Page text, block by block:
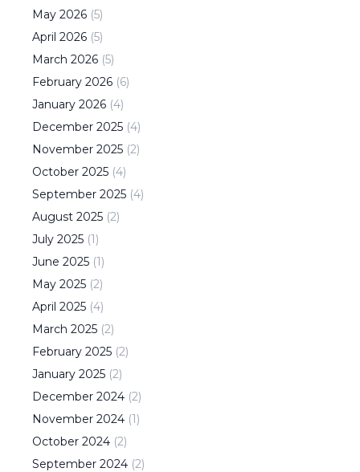
May 2026 (5)
April 2026 (5)
March 2026 (5)
February 2026 (6)
January 2026 (4)
December 2025 (4)
November 2025 (2)
October 2025 (4)
September 2025 (4)
August 2025 (2)
July 2025 (1)
June 2025 (1)
May 2025 (2)
April 2025 (4)
March 2025 (2)
February 2025 (2)
January 2025 (2)
December 2024 (2)
November 2024 (1)
October 2024 (2)
September 2024 (2)